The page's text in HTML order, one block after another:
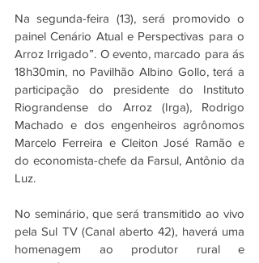
Na segunda-feira (13), será promovido o
painel Cenário Atual e Perspectivas para o
Arroz Irrigado”. O evento, marcado para ás
18h30min, no Pavilhão Albino Gollo, terá a
participação do presidente do Instituto
Riograndense do Arroz (Irga), Rodrigo
Machado e dos engenheiros agrônomos
Marcelo Ferreira e Cleiton José Ramão e
do economista-chefe da Farsul, Antônio da
Luz.
No seminário, que será transmitido ao vivo
pela Sul TV (Canal aberto 42), haverá uma
homenagem ao produtor rural e